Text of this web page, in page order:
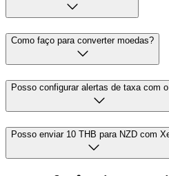
Como faço para converter moedas?
Posso configurar alertas de taxa com
Posso enviar 10 THB para NZD com